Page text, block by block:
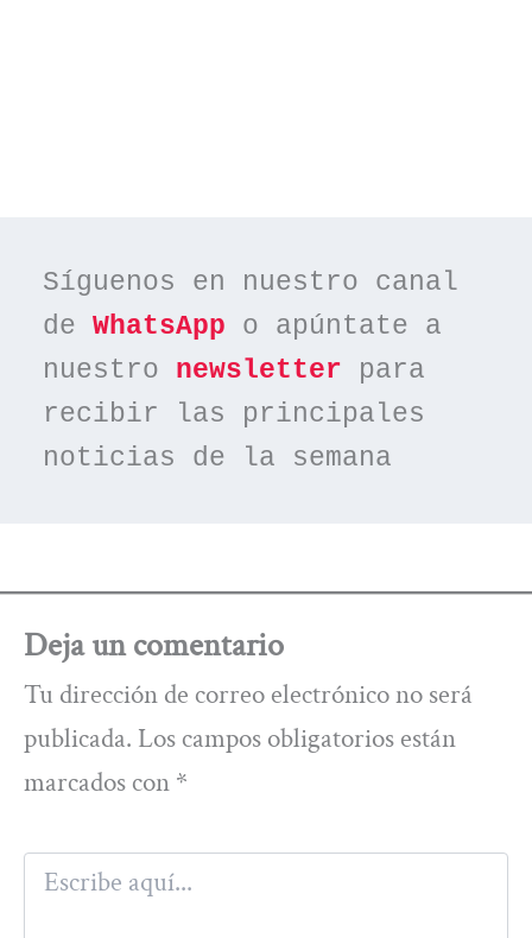
Síguenos en nuestro canal
de WhatsApp o apúntate a
nuestro newsletter para
recibir las principales
noticias de la semana
Deja un comentario
Tu dirección de correo electrónico no será
publicada. Los campos obligatorios están
marcados con *
Escribe
aquí...